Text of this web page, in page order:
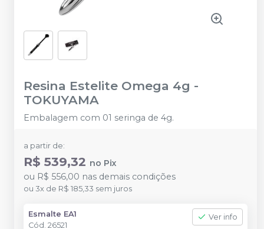
Resina Estelite Omega 4g -
TOKUYAMA
Embalagem com 01 seringa de 4g.
a partir de:
R$ 539,32 no Pix
ou R$ 556,00 nas demais condições
ou 3x de R$ 185,33 sem juros
Esmalte EA1
Cód. 26521
Ver info